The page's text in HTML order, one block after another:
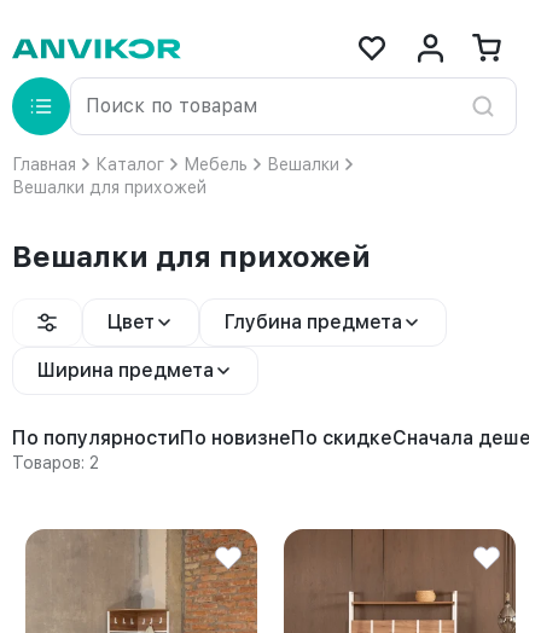
Главная Каталог Мебель
Вешалки
Вешалки для прихожей
Вешалки для прихожей
Цвет Глубина предмета
Ширина предмета
По популярностиПо новизнеПо скидкеСначала
Товаров: 2